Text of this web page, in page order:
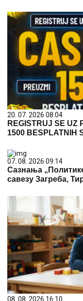
20. 07. 2026 08:04
REGISTRUJ SE UZ
1500 BESPLATNIH
07. 08. 2026 09:14
Сазнања
савезу Загреба,
08. 08. 2026 16:10